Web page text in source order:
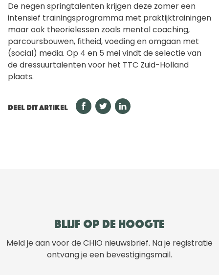
De negen springtalenten krijgen deze zomer een
intensief trainingsprogramma met praktijktrainingen
maar ook theorielessen zoals mental coaching,
parcoursbouwen, fitheid, voeding en omgaan met
(social) media. Op 4 en 5 mei vindt de selectie van
de dressuurtalenten voor het TTC Zuid-Holland
plaats.
DEEL DIT ARTIKEL
Blijf op de hoogte
Meld je aan voor de CHIO nieuwsbrief. Na je registratie
ontvang je een bevestigingsmail.